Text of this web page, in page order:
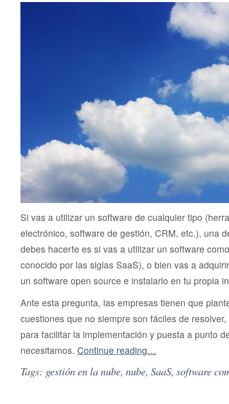
Si vas a utilizar un software de cualquier tipo
electrónico, software de gestión, CRM, etc.), una
debes hacerte es si vas a utilizar un software
conocido por las siglas SaaS), o bien vas a
un software open source e instalarlo en tu propia
Ante esta pregunta, las empresas tienen que
cuestiones que no siempre son fáciles de
para facilitar la implementación y puesta a punto
necesitamos. Continue reading…
Tags: gestión en la nube, nube, SaaS, software